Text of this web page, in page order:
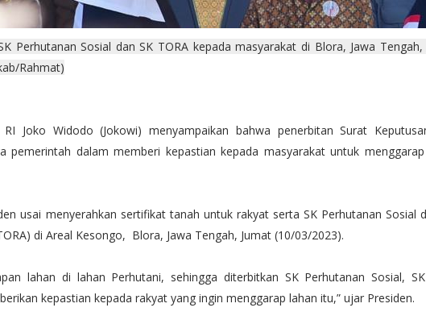
Perhutanan Sosial dan SK TORA kepada masyarakat di Blora, Jawa Tengah,
Rahmat)
RI Joko Widodo (Jokowi) menyampaikan bahwa penerbitan Surat
pemerintah dalam memberi kepastian kepada masyarakat untuk
usai menyerahkan sertifikat tanah untuk rakyat serta SK Perhutanan Sosial
di Areal Kesongo, Blora, Jawa Tengah, Jumat (10/03/2023).
lahan di lahan Perhutani, sehingga diterbitkan SK Perhutanan Sosial,
kepastian kepada rakyat yang ingin menggarap lahan itu,” ujar Presiden.